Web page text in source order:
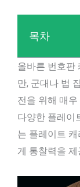
목차
올바른 번호판
만, 군대나 법
전을 위해 매
다양한 플레이
는 플레이트
게 통찰력을 제